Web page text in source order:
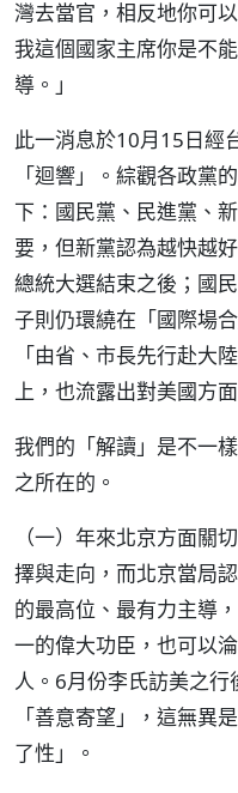
灣去當官，相反地你可
我這個國家主席你是不
導。」
此一消息於10月15日經
「迴響」。綜觀各政黨
下：國民黨、民進黨、
要，但新黨認為越快越
總統大選結束之後；國
子則仍環繞在「國際場
「由省、市長先行赴大
上，也流露出對美國方
我們的「解讀」是不一
之所在的。
（一）年來北京方面關
擇與走向，而北京當局
的最高位、最有力主導
一的偉大功臣，也可以
人。6月份李氏訪美之
「善意寄望」，這無異
了性」。